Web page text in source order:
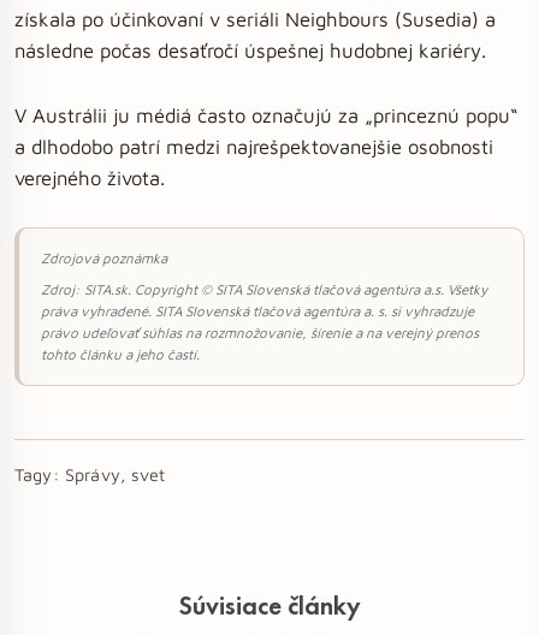
získala po účinkovaní v seriáli Neighbours (Susedia) a
následne počas desaťročí úspešnej hudobnej kariéry.
V Austrálii ju médiá často označujú za „princeznú popu“
a dlhodobo patrí medzi najrešpektovanejšie osobnosti
verejného života.
Zdrojová poznámka
Zdroj: SITA.sk. Copyright © SITA Slovenská tlačová agentúra a.s. Všetky
práva vyhradené. SITA Slovenská tlačová agentúra a. s. si vyhradzuje
právo udeľovať súhlas na rozmnožovanie, šírenie a na verejný prenos
tohto článku a jeho častí.
Tagy: Správy, svet
Súvisiace články